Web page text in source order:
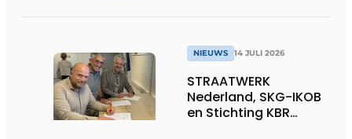
NIEUWS 14 JULI 2026
STRAATWERK
Nederland, SKG-IKOB
en Stichting KBR